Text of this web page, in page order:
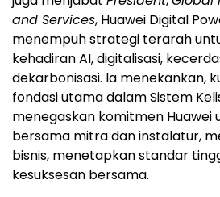
and Services, Huawei Digital
menempuh strategi terarah
kehadiran AI, digitalisasi,
dekarbonisasi. Ia menekankan,
fondasi utama dalam Sistem
menegaskan komitmen
bersama mitra dan instalatur,
bisnis, menetapkan standar
kesuksesan bersama.